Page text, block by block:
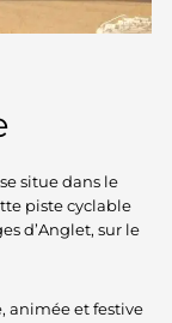
situe dans le
piste cyclable
d’Anglet, sur le
animée et festive